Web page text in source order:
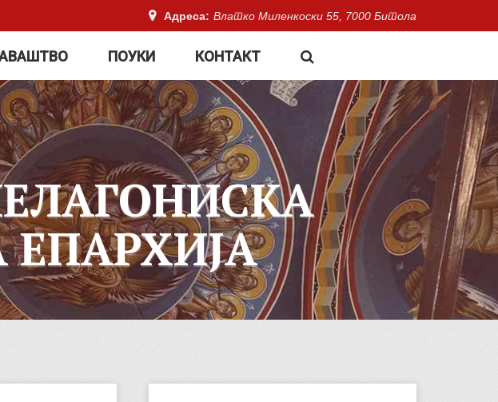
Адреса: Влатко Миленкоски 55, 7000 Битола
ПОУКИ КОНТАКТ